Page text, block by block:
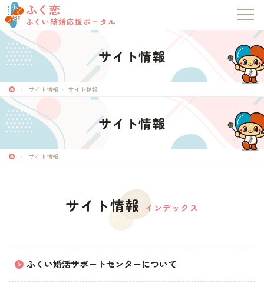
ふく恋
ふくい結婚応援ポータル
ふく恋
ふくい結婚応援ポータル
トップページ
お知らせ
サイト情報
サイト情報 サイト情報
サイト情報
サイト情報
サイト情報 インデックス
ふくい婚活サポートセンターについて